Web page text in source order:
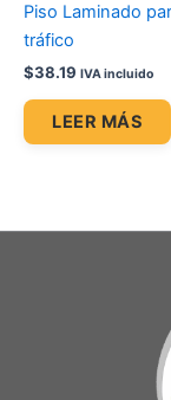
Piso Laminado
tráfico
$38.19 IVA incluido
LEER MÁS